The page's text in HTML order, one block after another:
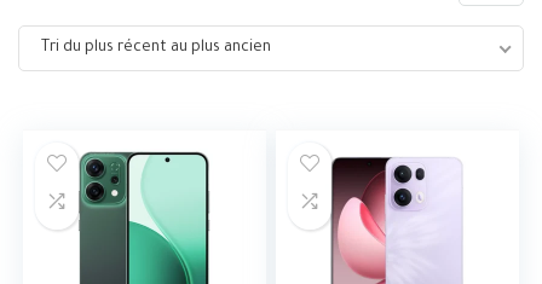
Tri du plus récent au plus ancien